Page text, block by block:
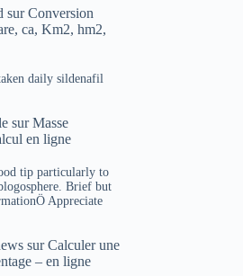
surConversion
ca, Km2, hm2,
daily sildenafil
surMasse
en ligne
tip particularly to
Brief but
Appreciate
surCalculer une
– en ligne